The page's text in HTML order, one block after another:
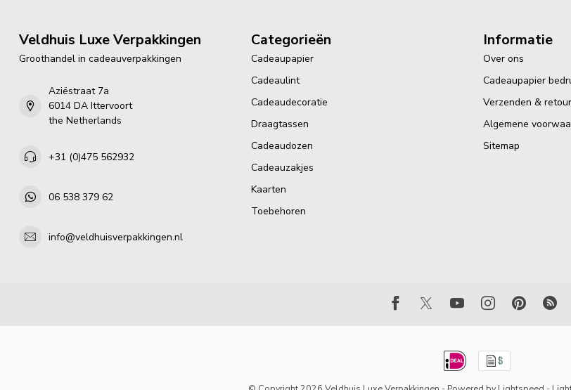
Veldhuis Luxe Verpakkingen
Groothandel in cadeauverpakkingen
Aziëstraat 7a
6014 DA Ittervoort
the Netherlands
+31 (0)475 562932
06 538 379 62
info@veldhuisverpakkingen.nl
Categorieën
Cadeaupapier
Cadeaulint
Cadeaudecoratie
Draagtassen
Cadeaudozen
Cadeauzakjes
Kaarten
Toebehoren
Informatie
Over ons
Cadeaupapier
Verzenden &
Algemene
Sitemap